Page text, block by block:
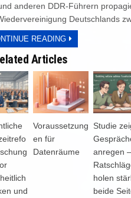
anderen DDR-Führern
Deutschlands
READINGPLANWIRTSCHAFT
UND
DEUTSCHLANDS
DEN
NIEDERGANG
Articles
und
Voraussetzung
en für
Datenräume
Studie
anregen –
holen
beide